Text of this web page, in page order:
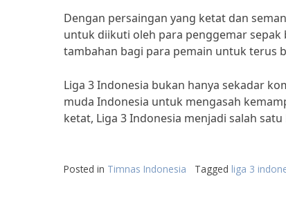
Dengan persaingan yang ketat dan
untuk diikuti oleh para penggemar
tambahan bagi para pemain untuk terus
Liga 3 Indonesia bukan hanya sekadar
muda Indonesia untuk mengasah
ketat, Liga 3 Indonesia menjadi salah
Posted in Timnas Indonesia Tagged liga 3